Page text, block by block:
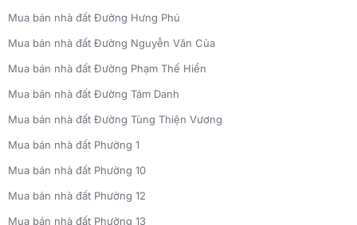
Mua bán nhà đất Đường Hưng Phú
Mua bán nhà đất Đường Nguyễn Văn Của
Mua bán nhà đất Đường Phạm Thế Hiển
Mua bán nhà đất Đường Tám Danh
Mua bán nhà đất Đường Tùng Thiện Vương
Mua bán nhà đất Phường 1
Mua bán nhà đất Phường 10
Mua bán nhà đất Phường 12
Mua bán nhà đất Phường 13